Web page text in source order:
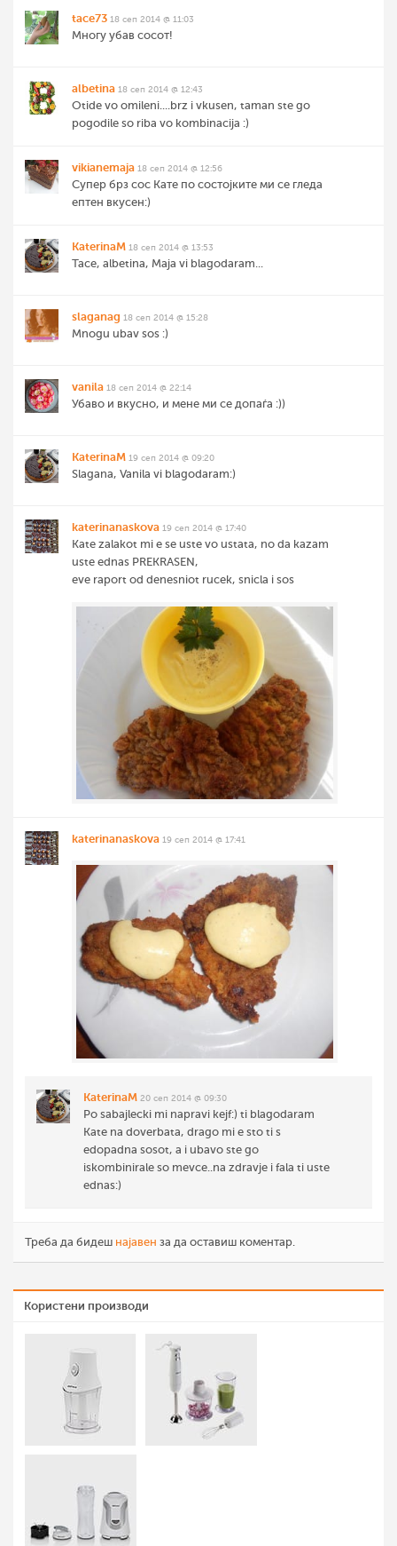
tace73 18 сеп 2014 @ 11:03
Многу убав сосот!
albetina 18 сеп 2014 @ 12:43
Otide vo omileni....brz i vkusen, taman ste go
pogodile so riba vo kombinacija :)
vikianemaja 18 сеп 2014 @ 12:56
Супер брз сос Кате по состојките ми се гледа
ептен вкусен:)
KaterinaM 18 сеп 2014 @ 13:53
Tace, albetina, Maja vi blagodaram...
slaganag 18 сеп 2014 @ 15:28
Mnogu ubav sos :)
vanila 18 сеп 2014 @ 22:14
Убаво и вкусно, и мене ми се допаѓа :))
KaterinaM 19 сеп 2014 @ 09:20
Slagana, Vanila vi blagodaram:)
katerinanaskova 19 сеп 2014 @ 17:40
Kate zalakot mi e se uste vo ustata, no da kazam
uste ednas PREKRASEN,
eve raport od denesniot rucek, snicla i sos
katerinanaskova 19 сеп 2014 @ 17:41
KaterinaM 20 сеп 2014 @ 09:30
Po sabajlecki mi napravi kejf:) ti blagodaram
Kate na doverbata, drago mi e sto ti s
edopadna sosot, a i ubavo ste go
iskombinirale so mevce..na zdravje i fala ti uste
ednas:)
Треба да бидеш најавен за да оставиш коментар.
Користени производи